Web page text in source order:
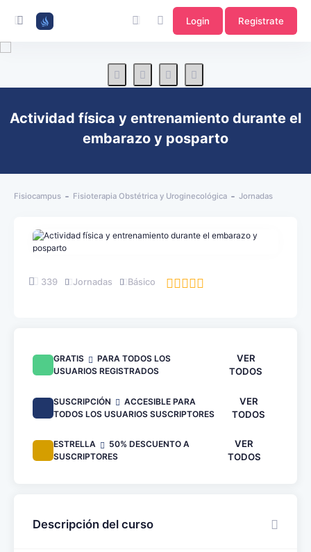
Login Registrate
Actividad física y entrenamiento durante el
embarazo y posparto
Fisiocampus Fisioterapia Obstétrica y Uroginecológica Jornadas
339 Jornadas Básico
GRATIS
PARA TODOS LOS
USUARIOS REGISTRADOS
VER
TODOS
SUSCRIPCIÓN
ACCESIBLE PARA
TODOS LOS USUARIOS SUSCRIPTORES
VER
TODOS
ESTRELLA
50% DESCUENTO A
SUSCRIPTORES
VER
TODOS
Descripción del curso